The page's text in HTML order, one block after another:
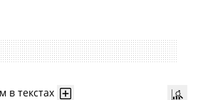
в текстах